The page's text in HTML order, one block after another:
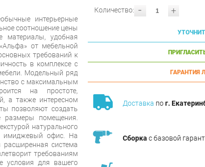
- +
Количество:
ГАРАНТИЯ
Доставка пог.
Сборка с базовой
интерьерные
соотношение цены
материалы, удобная
от мебельной
требований к
в комплексе с
Модельный ряд
с максимальным
на простоте,
а также интересном
позволяют создать
помещения.
натурального
имиджевый офис. На
система
требованиям
условия для вашего